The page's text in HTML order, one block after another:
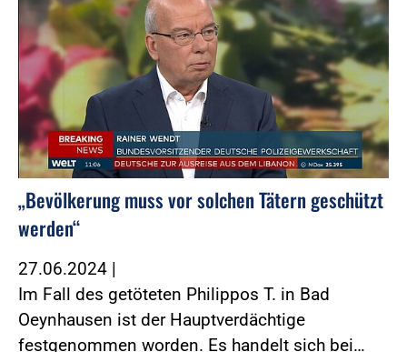
„Bevölkerung muss vor solchen Tätern geschützt
werden“
27.06.2024 |
Im Fall des getöteten Philippos T. in Bad
Oeynhausen ist der Hauptverdächtige
festgenommen worden. Es handelt sich bei…